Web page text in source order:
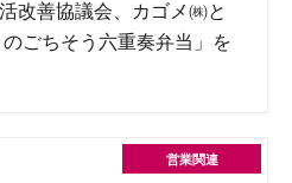
改善協議会、カゴメ㈱と
ごちそう六重奏弁当」を